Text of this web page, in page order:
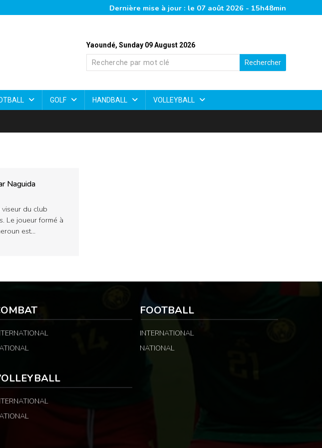
Dernière mise à jour : le 07 août 2026 - 15h48min
Yaoundé, Sunday 09 August 2026
Rechercher
GOLF HANDBALL VOLLEYBALL
Naguida
du club
Le joueur formé à
est…
FOOTBALL
INTERNATIONAL
NATIONAL